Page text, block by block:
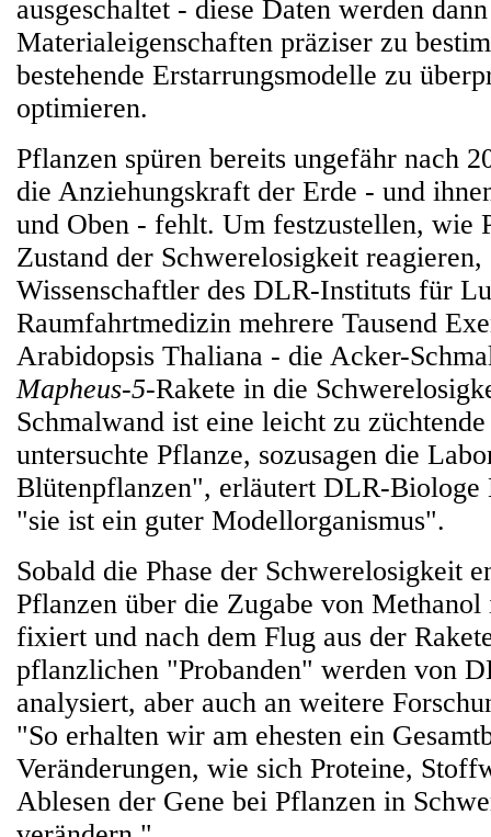
ausgeschaltet - diese Daten werden
Materialeigenschaften präziser zu
bestehende Erstarrungsmodelle zu
optimieren.
Pflanzen spüren bereits ungefähr nach
die Anziehungskraft der Erde - und
und Oben - fehlt. Um festzustellen, wie
Zustand der Schwerelosigkeit reagieren,
Wissenschaftler des DLR-Instituts für
Raumfahrtmedizin mehrere Tausend
Arabidopsis Thaliana - die Acker-
Mapheus-5-Rakete in die
Schmalwand ist eine leicht zu
untersuchte Pflanze, sozusagen die
Blütenpflanzen", erläutert DLR-Biologe
"sie ist ein guter Modellorganismus".
Sobald die Phase der Schwerelosigkeit
Pflanzen über die Zugabe von
fixiert und nach dem Flug aus der
pflanzlichen "Probanden" werden von
analysiert, aber auch an weitere
"So erhalten wir am ehesten ein
Veränderungen, wie sich Proteine,
Ablesen der Gene bei Pflanzen in